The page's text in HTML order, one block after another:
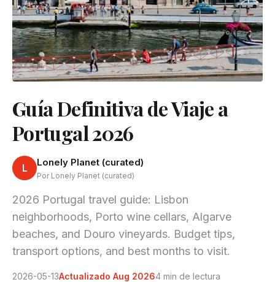
Guía Definitiva de Viaje a
Portugal 2026
L Lonely Planet (curated)
Por Lonely Planet (curated)
2026 Portugal travel guide: Lisbon
neighborhoods, Porto wine cellars, Algarve
beaches, and Douro vineyards. Budget tips,
transport options, and best months to visit.
2026-05-13Actualizado Aug 20264 min de lectura